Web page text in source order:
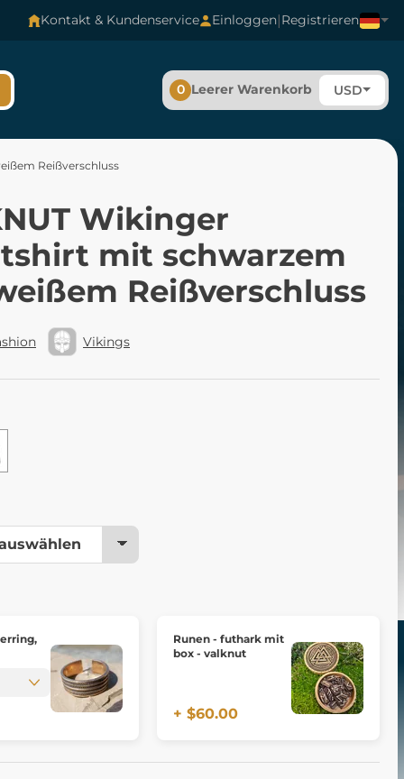
Kontakt & Kundenservice Einloggen|Registrieren
0 Leerer Warenkorb USD
Reißverschluss
Wikinger
mit schwarzem
Reißverschluss
Vikings
Runen - futhark mit
box - valknut
+ $60.00